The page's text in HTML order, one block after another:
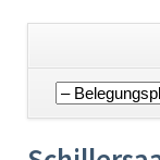
Navigation
überspringen